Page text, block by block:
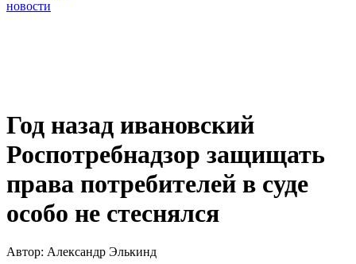
новости
Год назад ивановский
Роспотребнадзор защищать
права потребителей в суде
особо не стеснялся
Автор: Александр Элькинд